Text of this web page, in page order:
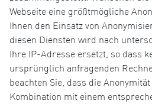
Webseite eine größtmögliche
Ihnen den Einsatz von
diesen Diensten wird nach
Ihre IP-Adresse ersetzt, so dass
ursprünglich anfragenden
beachten Sie, dass die
Kombination mit einem